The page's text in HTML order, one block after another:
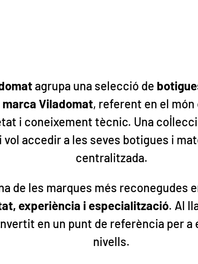
agrupa una selecció de
Viladomat, referent en el món
i coneixement tècnic. Una
accedir a les seves botigues i
centralitzada.
de les marques més reconegudes
experiència i especialització. Al
en un punt de referència per
nivells.